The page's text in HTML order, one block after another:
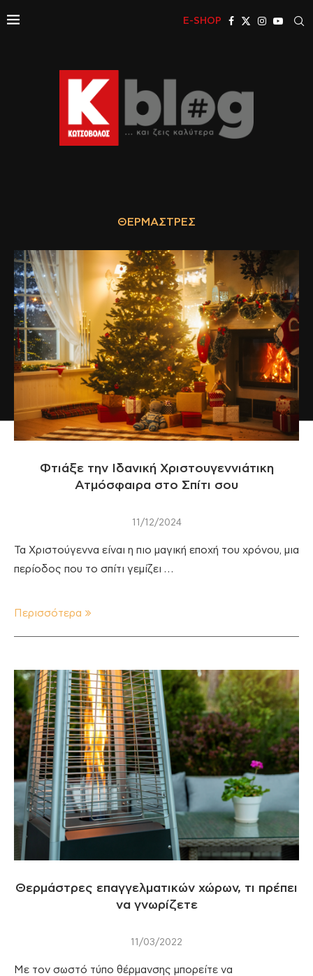
E-SHOP
ΘΕΡΜΆΣΤΡΕΣ
Φτιάξε την Ιδανική Χριστουγεννιάτικη
Ατμόσφαιρα στο Σπίτι σου
11/12/2024
Τα Χριστούγεννα είναι η πιο μαγική εποχή του χρόνου, μια
περίοδος που το σπίτι γεμίζει …
Περισσότερα
Θερμάστρες επαγγελματικών χώρων, τι πρέπει
να γνωρίζετε
11/03/2022
Με τον σωστό τύπο θέρμανσης μπορείτε να